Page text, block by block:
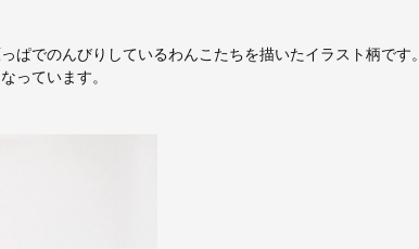
でのんびりしているわんこたちを描いたイラスト柄です。
っています。